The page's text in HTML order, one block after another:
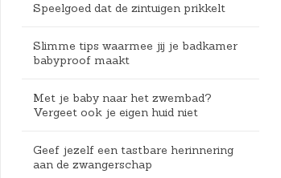
Speelgoed dat de zintuigen prikkelt
Slimme tips waarmee jij je badkamer
babyproof maakt
Met je baby naar het zwembad?
Vergeet ook je eigen huid niet
Geef jezelf een tastbare herinnering
aan de zwangerschap